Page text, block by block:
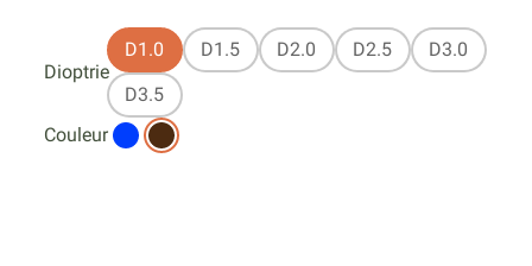
Dioptrie
D1.0 D1.5 D2.0 D2.5
D3.0
D3.5
Couleur